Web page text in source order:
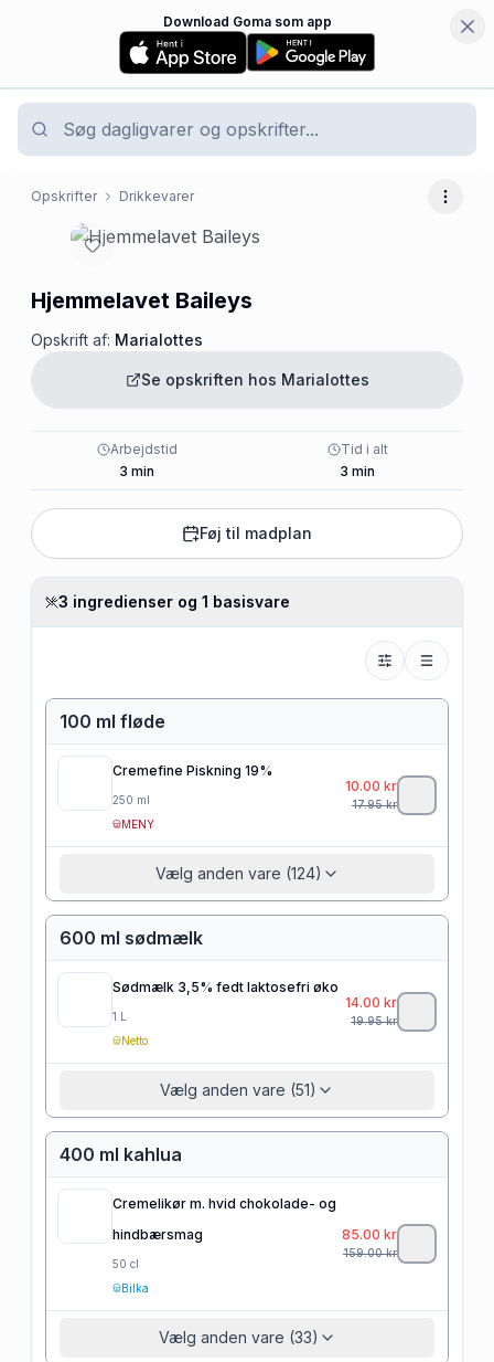
Download Goma som app
Opskrifter Drikkevarer Flere
Hjemmelavet Baileys
Opskrift af: Marialottes
Se opskriften hos Marialottes
Arbejdstid
3 min
Tid i alt
3 min
Føj til madplan
3 ingredienser og 1 basisvare
100 ml fløde
Cremefine Piskning 19%
250 ml
MENY
10.00 kr
17.95kr
Vælg anden vare (124)
600 ml sødmælk
Sødmælk 3,5% fedt laktosefri øko
1 L
Netto
14.00 kr
19.95kr
Vælg anden vare (51)
400 ml kahlua
Cremelikør m. hvid chokolade- og
hindbærsmag
50 cl
Bilka
85.00 kr
159.00kr
Vælg anden vare (33)